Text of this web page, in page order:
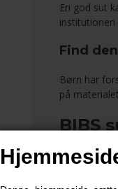
En god sut
Find
Børn har
på
BIBS
BIBS er